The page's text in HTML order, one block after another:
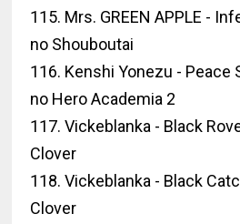
115. Mrs. GREEN APPLE -
no Shouboutai
116. Kenshi Yonezu - Peace
no Hero Academia 2
117. Vickeblanka - Black
Clover
118. Vickeblanka - Black
Clover